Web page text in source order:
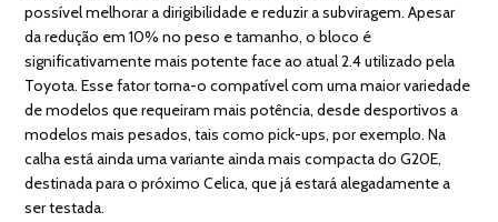
possível melhorar a dirigibilidade e reduzir a subviragem. Apesar
da redução em 10% no peso e tamanho, o bloco é
significativamente mais potente face ao atual 2.4 utilizado pela
Toyota. Esse fator torna-o compatível com uma maior variedade
de modelos que requeiram mais potência, desde desportivos a
modelos mais pesados, tais como pick-ups, por exemplo. Na
calha está ainda uma variante ainda mais compacta do G20E,
destinada para o próximo Celica, que já estará alegadamente a
ser testada.